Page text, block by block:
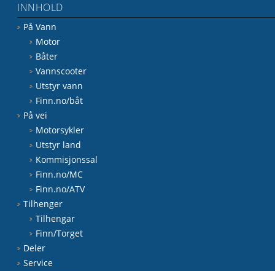
INNHOLD
På Vann
Motor
Båter
Vannscooter
Utstyr vann
Finn.no/båt
På vei
Motorsykler
Utstyr land
Kommisjonssal
Finn.no/MC
Finn.no/ATV
Tilhenger
Tilhengar
Finn/Torget
Deler
Service